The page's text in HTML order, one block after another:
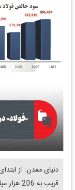
دنیای معدن: از
قریب به